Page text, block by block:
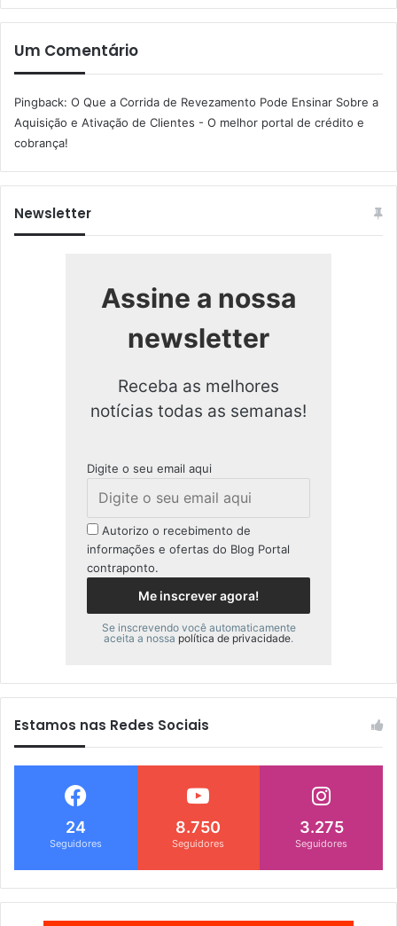
Um Comentário
Pingback: O Que a Corrida de Revezamento Pode Ensinar Sobre a
Aquisição e Ativação de Clientes - O melhor portal de crédito e
cobrança!
Newsletter
Assine a nossa
newsletter
Receba as melhores
notícias todas as semanas!
Digite o seu email aqui
Autorizo o recebimento de
informações e ofertas do Blog Portal
contraponto.
Se inscrevendo você automaticamente
aceita a nossa política de privacidade.
Estamos nas Redes Sociais
24
Seguidores
8.750
Seguidores
3.275
Seguidores